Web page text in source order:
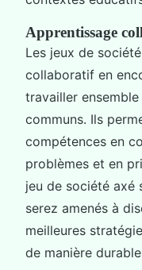
Apprentissage
Les jeux de
collaboratif en
travailler
communs. Ils
compétences en
problèmes et en
jeu de société axé
serez amenés à
meilleures
de manière